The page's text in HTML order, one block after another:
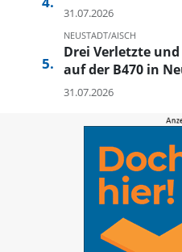
31.07.2026
NEUSTADT/AISCH
Drei Verletzte
auf der B470 in
31.07.2026